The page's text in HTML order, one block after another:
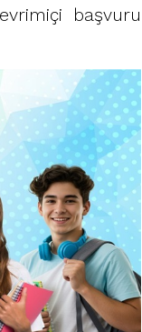
başvuru